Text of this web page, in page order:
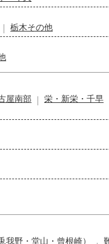
栃木その他
屋南部 栄・新栄・千早
我野・堂山・曾根崎）